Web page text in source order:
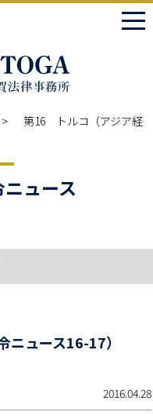
第16 トルコ（アジア経
ュース
ュース16-17）
2016.04.28